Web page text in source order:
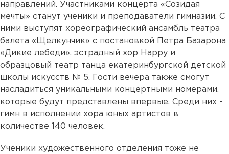
направлений. Участниками концерта «Созидая
мечты» станут ученики и преподаватели гимназии. С
ними выступят хореографический ансамбль театра
балета «Щелкунчик» с постановкой Петра Базарона
«Дикие лебеди», эстрадный хор Happy и
образцовый театр танца екатеринбургской детской
школы искусств № 5. Гости вечера также смогут
насладиться уникальными концертными номерами,
которые будут представлены впервые. Среди них -
гимн в исполнении хора юных артистов в
количестве 140 человек.
Ученики художественного отделения тоже не